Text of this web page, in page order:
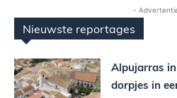
-
Nieuwste reportages
Alpujarras
dorpjes in